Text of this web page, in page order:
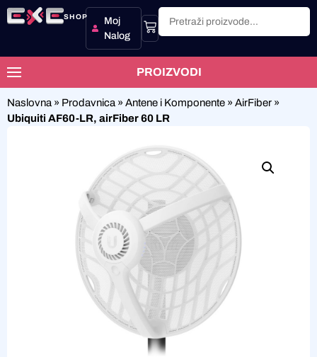
SHOP
Moj
Nalog
PROIZVODI
Naslovna » Prodavnica » Antene i Komponente » AirFiber »
Ubiquiti AF60-LR, airFiber 60 LR